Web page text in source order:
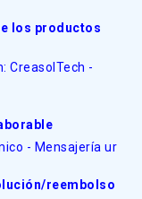
los productos
CreasolTech -
- Mensajería ur
reembolso